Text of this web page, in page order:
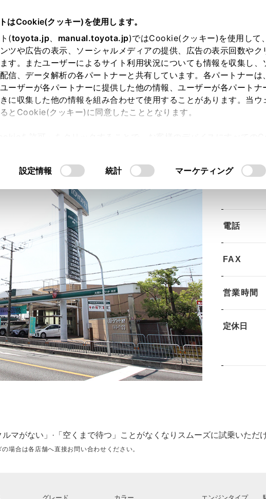
はCookie(クッキー)を使用します。
(toyota.jp、 manual.toyota.jp)ではCookie(クッキー)を使用して
ツや広告の表示、ソーシャルメディアの提供、広告の表示回数やク
す。またユーザーによるサイト利用状況についても情報を収集し、
信、データ解析の各パートナーと共有しています。各パートナーは
ーザーが各パートナーに提供した他の情報、ユーザーが各パートナ
に収集した他の情報を組み合わせて使用することがあります。当ウ
とCookie(クッキー)に同意したこととなります。
さい。
設定情報 統計 マーケティング
ス
住所
電話
FAX
営業時間
定休日
マがない」·「空くまで待つ」ことがなくなりスムーズに試乗いただけ
場合は各店舗へ直接お問い合わせください。